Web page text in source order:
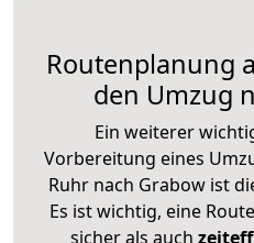
Routenplanung
den Umzug
Ein weiterer
Vorbereitung eines
Ruhr nach Grabow ist
Es ist wichtig, eine
sicher als auch